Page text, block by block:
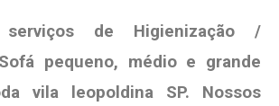
serviços de Higienização /
pequeno, médio e grande
vila leopoldina SP. Nossos